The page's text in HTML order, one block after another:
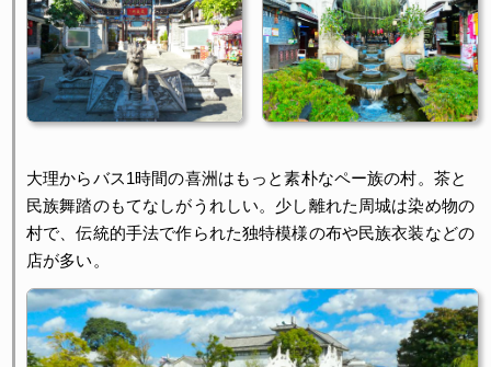
大理からバス1時間の喜洲はもっと素朴なペー族の村。茶と
民族舞踏のもてなしがうれしい。少し離れた周城は染め物の
村で、伝統的手法で作られた独特模様の布や民族衣装などの
店が多い。